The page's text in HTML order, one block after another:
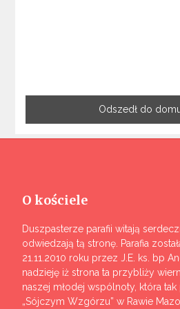
Odszedł do domu
O kościele
Duszpasterze parafii witają
odwiedzają tą stronę. Parafia
21.11.2010 roku przez J.E. ks. bp
nadzieję iż strona ta przybliży
naszej młodej wspólnoty, która
„Sójczym Wzgórzu” w Rawie